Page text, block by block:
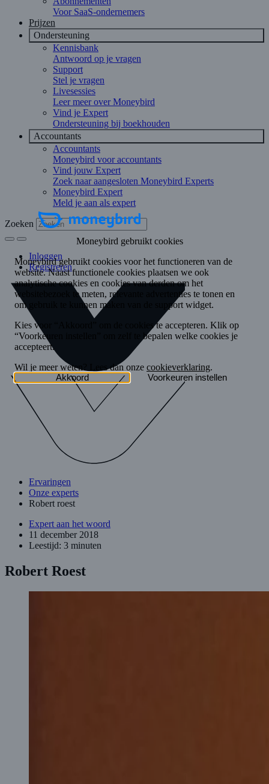
Voor SaaS-ondernemers
Prijzen
Ondersteuning
Kennisbank
Antwoord op je vragen
Support
Stel je vragen
Livesessies
Leer meer over Moneybird
Vind je Expert
Ondersteuning bij boekhouden
Accountants
Accountants
Moneybird voor accountants
Vind jouw Expert
Zoek naar aangesloten Moneybird Experts
Moneybird Expert
Meld je aan als expert
Zoeken
Inloggen
Registreren
Ervaringen
Onze experts
Robert roest
Expert aan het woord
11 december 2018
Leestijd: 3 minuten
Robert Roest